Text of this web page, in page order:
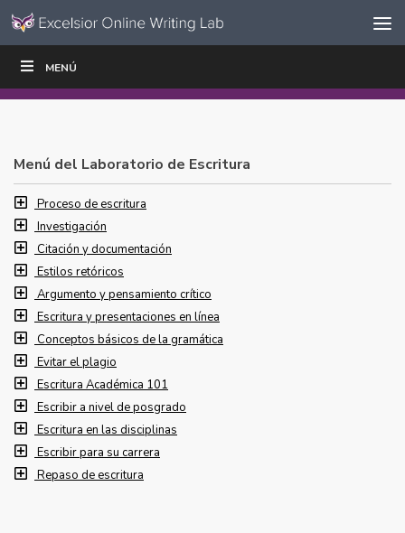
Ir al contenido
navegación
MENÚ
ESCRIBIR
Menú del Laboratorio de Escritura
Proceso de escritura
Investigación
Citación y documentación
Estilos retóricos
Argumento y pensamiento crítico
Escritura y presentaciones en línea
Conceptos básicos de la gramática
Evitar el plagio
Escritura Académica 101
Escribir a nivel de posgrado
Escritura en las disciplinas
Escribir para su carrera
Repaso de escritura